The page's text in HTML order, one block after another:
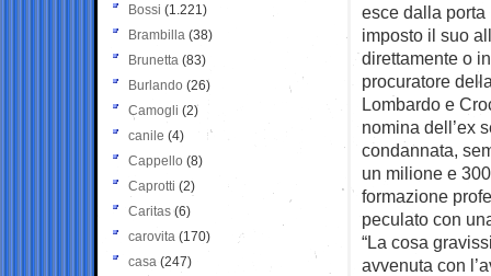
esce dalla porta
imposto il suo
direttamente o
procuratore
Lombardo e
nomina dell’ex
condannata,
un milione e
formazione
peculato con
“La cosa
avvenuta con
Bossi (1.221)
Brambilla (38)
Brunetta (83)
Burlando (26)
Camogli (2)
canile (4)
Cappello (8)
Caprotti (2)
Caritas (6)
carovita (170)
casa (247)